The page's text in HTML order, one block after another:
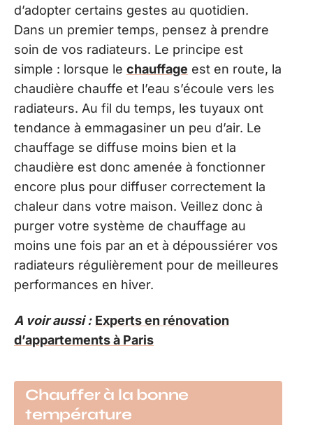
d’adopter certains gestes au quotidien.
Dans un premier temps, pensez à prendre
soin de vos radiateurs. Le principe est
simple : lorsque le chauffage est en route, la
chaudière chauffe et l’eau s’écoule vers les
radiateurs. Au fil du temps, les tuyaux ont
tendance à emmagasiner un peu d’air. Le
chauffage se diffuse moins bien et la
chaudière est donc amenée à fonctionner
encore plus pour diffuser correctement la
chaleur dans votre maison. Veillez donc à
purger votre système de chauffage au
moins une fois par an et à dépoussiérer vos
radiateurs régulièrement pour de meilleures
performances en hiver.
A voir aussi : Experts en rénovation
d’appartements à Paris
Chauffer à la bonne
température